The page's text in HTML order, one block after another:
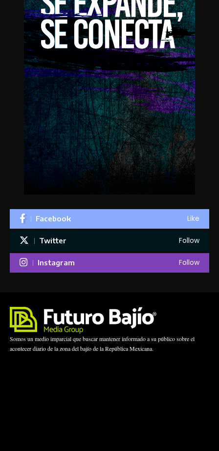
Facebook Like
Twitter Follow
Instagram Follow
Somos un medio imparcial que buscar mantener informado a su público sobre el
acontecer diario de la zona del bajío de la República Mexicana.